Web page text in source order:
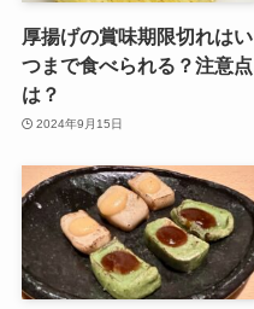
厚揚げの賞味期限切れはい
つまで食べられる？注意点
は？
2024年9月15日